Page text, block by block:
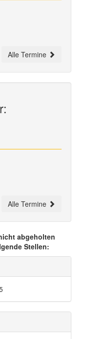
Alle Termine
Alle Termine
abgeholten
Stellen: